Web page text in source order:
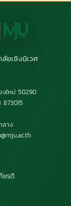
ยเชิงนิเวศ
งใหม่ 50290
ลาง
ยรติ